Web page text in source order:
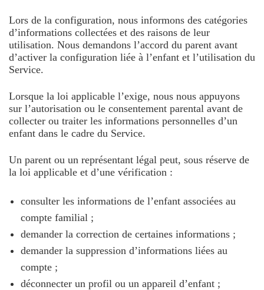
Lors de la configuration, nous informons des catégories
d’informations collectées et des raisons de leur
utilisation. Nous demandons l’accord du parent avant
d’activer la configuration liée à l’enfant et l’utilisation du
Service.
Lorsque la loi applicable l’exige, nous nous appuyons
sur l’autorisation ou le consentement parental avant de
collecter ou traiter les informations personnelles d’un
enfant dans le cadre du Service.
Un parent ou un représentant légal peut, sous réserve de
la loi applicable et d’une vérification :
consulter les informations de l’enfant associées au
compte familial ;
demander la correction de certaines informations ;
demander la suppression d’informations liées au
compte ;
déconnecter un profil ou un appareil d’enfant ;